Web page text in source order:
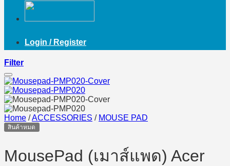
Login / Register
Filter
Home /ACCESSORIES / MOUSE PAD
สินค้าหมด
MousePad (เมาส์แพด) Acer